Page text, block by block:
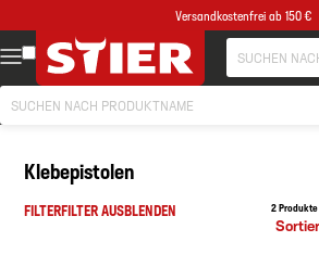
Versandkostenfrei ab 150 €
FILTERFILTER AUSBLENDEN
Klebepistolen
2 Produkte